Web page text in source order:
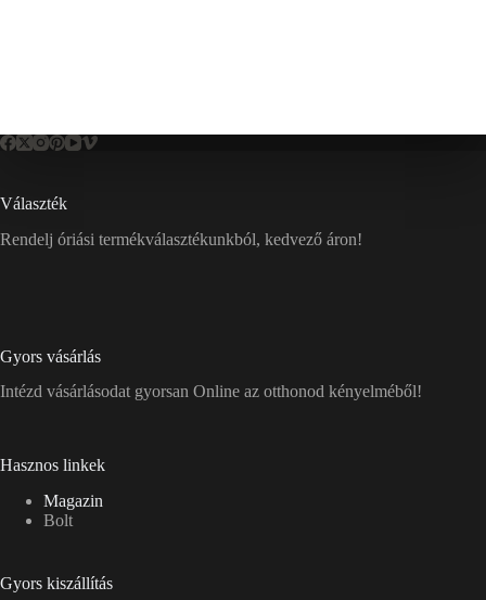
Választék
Rendelj óriási termékválasztékunkból, kedvező áron!
Gyors vásárlás
Intézd vásárlásodat gyorsan Online az otthonod kényelméből!
Hasznos linkek
Magazin
Bolt
Gyors kiszállítás